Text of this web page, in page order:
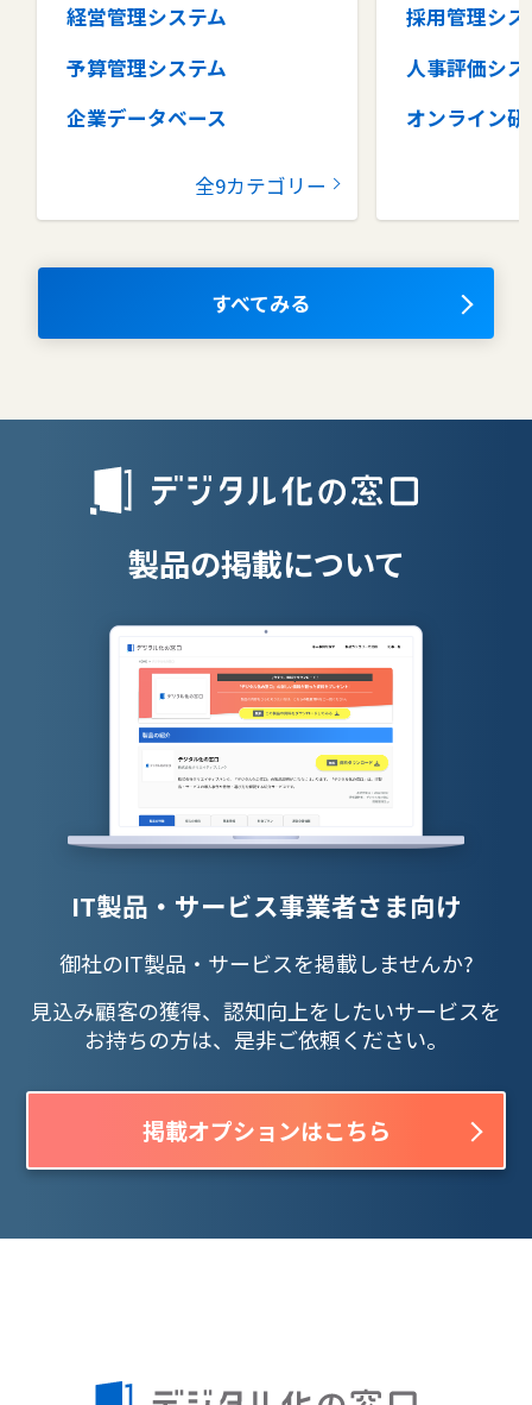
経営管理システム
予算管理システム
企業データベース
グループウェア
コラボレーションツール
ナレッジマネジメントツール
全9カテゴリー
採用管理シス
人事評価シ
オンライン研
タレントマ
OKRツール
授業支援シス
すべてみる
製品の掲載について
IT製品・サービス事業者さま向け
御社のIT製品・サービスを掲載しませんか?
見込み顧客の獲得、認知向上をしたいサービスを
お持ちの方は、是非ご依頼ください。
掲載オプションはこちら